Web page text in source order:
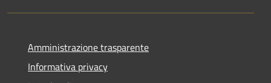
Amministrazione trasparente
Informativa privacy